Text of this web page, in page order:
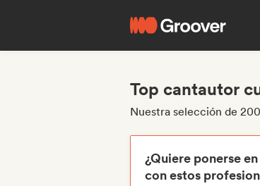
Top cantautor
Nuestra selección de
¿Quiere ponerse
con estos